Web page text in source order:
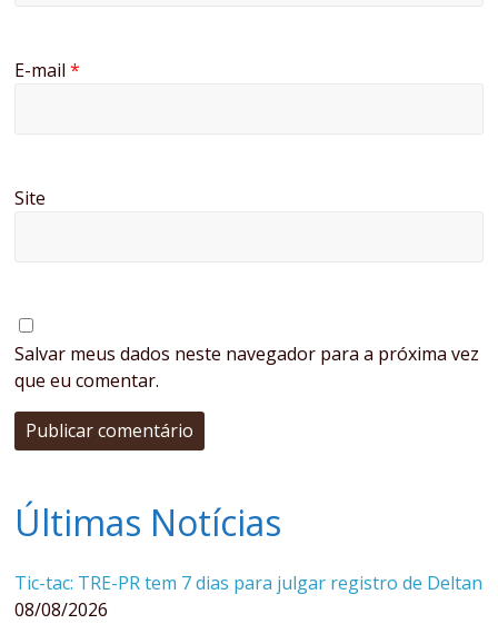
E-mail*
Site
Salvar meus dados neste navegador para a próxima vez
que eu comentar.
Últimas Notícias
Tic-tac: TRE-PR tem 7 dias para julgar registro de Deltan
08/08/2026